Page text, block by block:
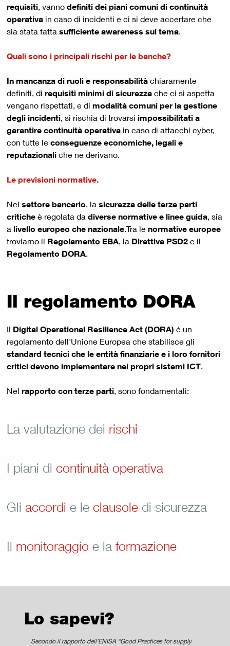
requisiti, vanno definiti dei piani comuni di continuità
operativa in caso di incidenti e ci si deve accertare che
sia stata fatta sufficiente awareness sul tema.
Quali sono i principali rischi per le banche?
In mancanza di ruoli e responsabilità chiaramente
definiti, di requisiti minimi di sicurezza che ci si aspetta
vengano rispettati, e di modalità comuni per la gestione
degli incidenti, si rischia di trovarsi impossibilitati a
garantire continuità operativa in caso di attacchi cyber,
con tutte le conseguenze economiche, legali e
reputazionali che ne derivano.
Le previsioni normative.
Nel settore bancario, la sicurezza delle terze parti
critiche è regolata da diverse normative e linee guida, sia
a livello europeo che nazionale.Tra le normative europee
troviamo il Regolamento EBA, la Direttiva PSD2 e il
Regolamento DORA.
Il regolamento DORA
Il Digital Operational Resilience Act (DORA) è un
regolamento dell'Unione Europea che stabilisce gli
standard tecnici che le entità finanziarie e i loro fornitori
critici devono implementare nei propri sistemi ICT.
Nel rapporto con terze parti, sono fondamentali:
La valutazione dei rischi
I piani di continuità operativa
Gli accordi e le clausole di sicurezza
Il monitoraggio e la formazione
Lo sapevi?
Secondo il rapporto dell’ENISA “Good Practices for supply